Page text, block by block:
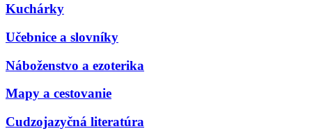
Kuchárky
Učebnice a slovníky
Náboženstvo a ezoterika
Mapy a cestovanie
Cudzojazyčná literatúra